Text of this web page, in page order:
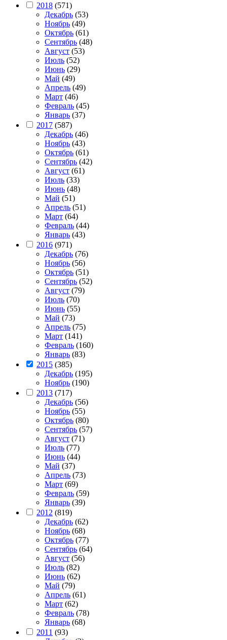
2018 (571)
Декабрь (53)
Ноябрь (49)
Октябрь (61)
Сентябрь (48)
Август (53)
Июль (52)
Июнь (29)
Май (49)
Апрель (49)
Март (46)
Февраль (45)
Январь (37)
2017 (587)
Декабрь (46)
Ноябрь (43)
Октябрь (61)
Сентябрь (42)
Август (61)
Июль (33)
Июнь (48)
Май (51)
Апрель (51)
Март (64)
Февраль (44)
Январь (43)
2016 (971)
Декабрь (76)
Ноябрь (56)
Октябрь (51)
Сентябрь (52)
Август (79)
Июль (70)
Июнь (55)
Май (73)
Апрель (75)
Март (141)
Февраль (160)
Январь (83)
2015 (385)
Декабрь (195)
Ноябрь (190)
2013 (717)
Декабрь (56)
Ноябрь (55)
Октябрь (80)
Сентябрь (57)
Август (71)
Июль (77)
Июнь (44)
Май (37)
Апрель (73)
Март (69)
Февраль (59)
Январь (39)
2012 (819)
Декабрь (62)
Ноябрь (68)
Октябрь (77)
Сентябрь (64)
Август (56)
Июль (82)
Июнь (62)
Май (79)
Апрель (61)
Март (62)
Февраль (78)
Январь (68)
2011 (93)